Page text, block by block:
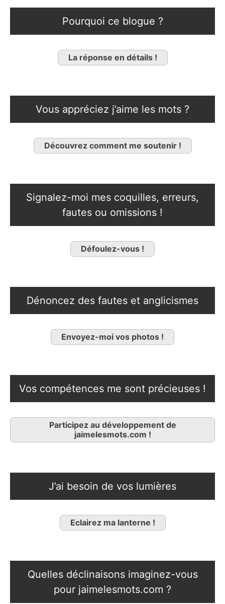
Pourquoi ce blogue ?
La réponse en détails !
Vous appréciez j’aime les mots ?
Découvrez comment me soutenir !
Signalez-moi mes coquilles, erreurs,
fautes ou omissions !
Défoulez-vous !
Dénoncez des fautes et anglicismes
Envoyez-moi vos photos !
Vos compétences me sont précieuses !
Participez au développement de
jaimelesmots.com !
J’ai besoin de vos lumières
Eclairez ma lanterne !
Quelles déclinaisons imaginez-vous
pour jaimelesmots.com ?